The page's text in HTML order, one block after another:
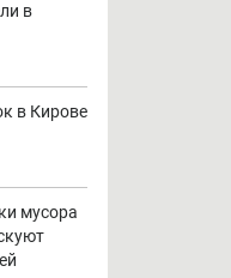
в
в Кирове
мусора